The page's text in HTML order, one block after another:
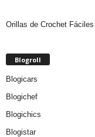
Orillas de Crochet
Blogroll
Blogicars
Blogichef
Blogichics
Blogistar